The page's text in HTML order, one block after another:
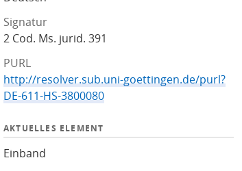
Signatur
2 Cod. Ms. jurid. 391
PURL
http://resolver.sub.uni-goettingen.de/purl?
DE-611-HS-3800080
AKTUELLES ELEMENT
Einband